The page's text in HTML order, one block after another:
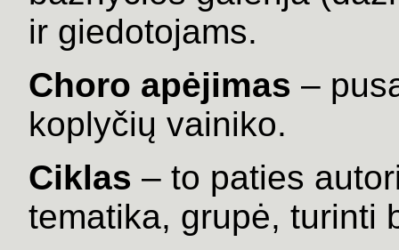
ir giedotojams.
Choro apėjimas –
koplyčių vainiko.
Ciklas – to paties
tematika, grupė, turinti